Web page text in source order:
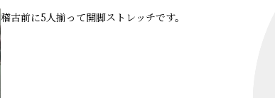
稽古前に5人揃って開脚ストレッチです。